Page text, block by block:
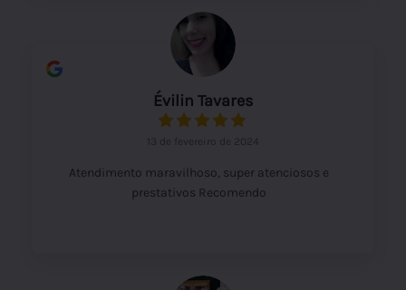
Évilin Tavares
13 de fevereiro de 2024
Atendimento maravilhoso, super atenciosos e
prestativos Recomendo